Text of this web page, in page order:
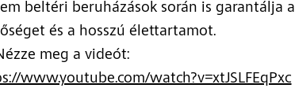
beltéri beruházások során is garantálja a
és a hosszú élettartamot.
meg a videót:
www.youtube.com/watch?v=xtJSLFEqPxc